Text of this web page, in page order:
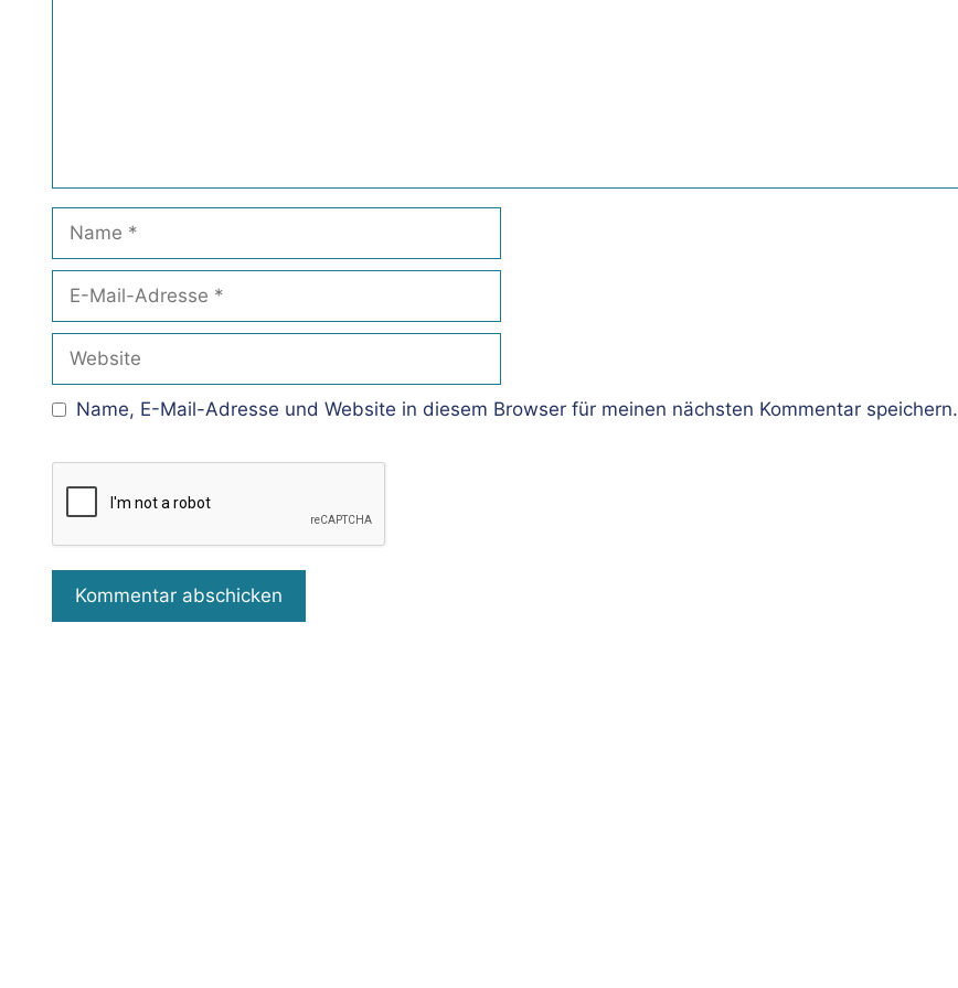
Mail-
Adresse
Name, E-Mail-Adresse und Website in diesem Browser für meinen nächsten Kommentar speichern.